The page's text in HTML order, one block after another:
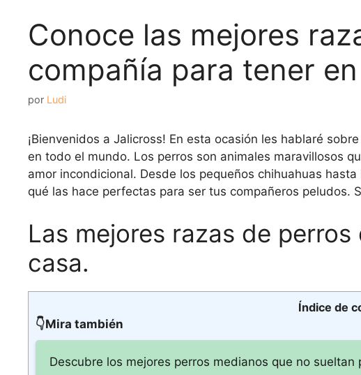
Conoce las mejores
compañía para tener
por Ludi
¡Bienvenidos a Jalicross! En esta ocasión les hablaré
en todo el mundo. Los perros son animales maravillosos
amor incondicional. Desde los pequeños chihuahuas
qué las hace perfectas para ser tus compañeros peludos.
Las mejores razas de
casa.
Índice de
👇Mira también
Descubre los mejores perros medianos que no sueltan